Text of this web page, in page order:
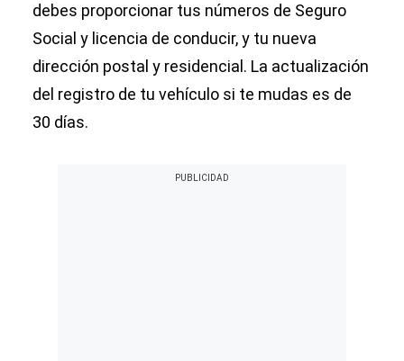
debes proporcionar tus números de Seguro
Social y licencia de conducir, y tu nueva
dirección postal y residencial. La actualización
del registro de tu vehículo si te mudas es de
30 días.